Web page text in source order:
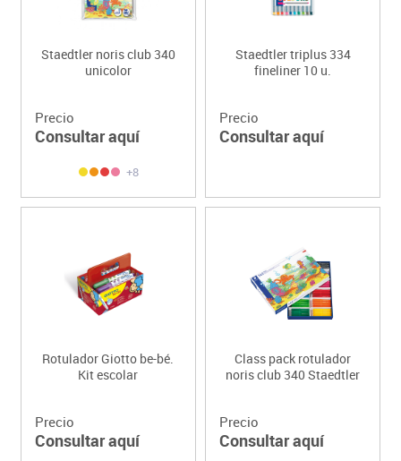
Staedtler noris club 340
unicolor
Precio
Consultar aquí
+8
Staedtler triplus 334
fineliner 10 u.
Precio
Consultar aquí
Rotulador Giotto be-bé.
Kit escolar
Precio
Consultar aquí
Class pack rotulador
noris club 340 Staedtler
Precio
Consultar aquí